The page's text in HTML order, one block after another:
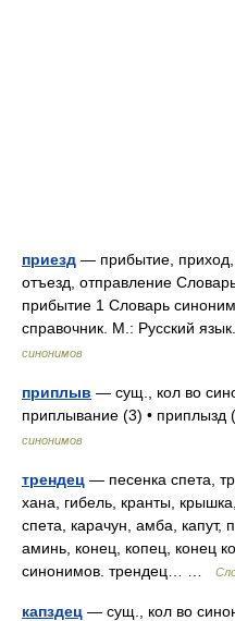
приезд — прибытие, приход,
отъезд, отправление
прибытие 1 Словарь
справочник. М.: Русский
синонимов
приплыв — сущ., кол во
приплывание (3) •
синонимов
трендец — песенка спета,
хана, гибель, кранты,
спета, карачун, амба, капут,
аминь, конец, копец, конец
синонимов. трендец… …
капздец — сущ., кол во